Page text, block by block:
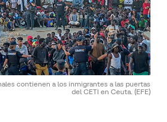
contienen a los inmigrantes a las puertas
del CETI en Ceuta. (EFE)